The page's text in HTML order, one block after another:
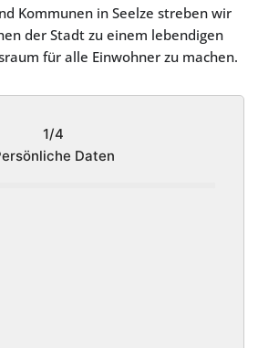
Kommunen in Seelze streben wir
der Stadt zu einem lebendigen
für alle Einwohner zu machen.
1/4
Daten